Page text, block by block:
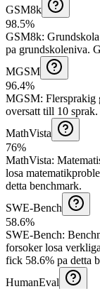
GSM8k
98.5%
GSM8k:
pa grundskoleniva.
MGSM
96.4%
MGSM: Flersprakig
oversatt till 10 sprak.
MathVista
76%
MathVista:
losa
detta benchmark.
SWE-Bench
58.6%
SWE-Bench:
forsoker losa
fick 58.6% pa detta
HumanEval